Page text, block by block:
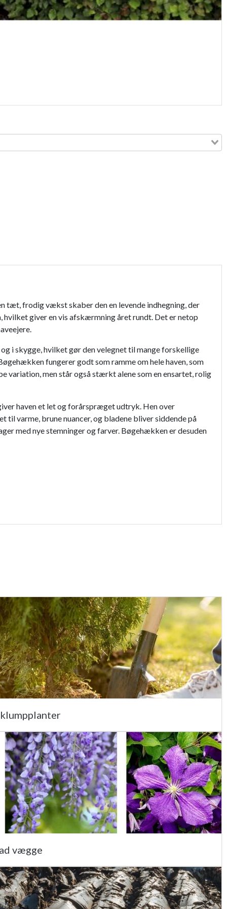
tæt, frodig vækst skaber den en levende indhegning, der
giver en vis afskærmning året rundt. Det er netop
i skygge, hvilket gør den velegnet til mange forskellige
fungerer godt som ramme om hele haven, som
variation, men står også stærkt alene som en ensartet, rolig
haven et let og forårspræget udtryk. Hen over
varme, brune nuancer, og bladene bliver siddende på
med nye stemninger og farver. Bøgehækken er desuden
vægge